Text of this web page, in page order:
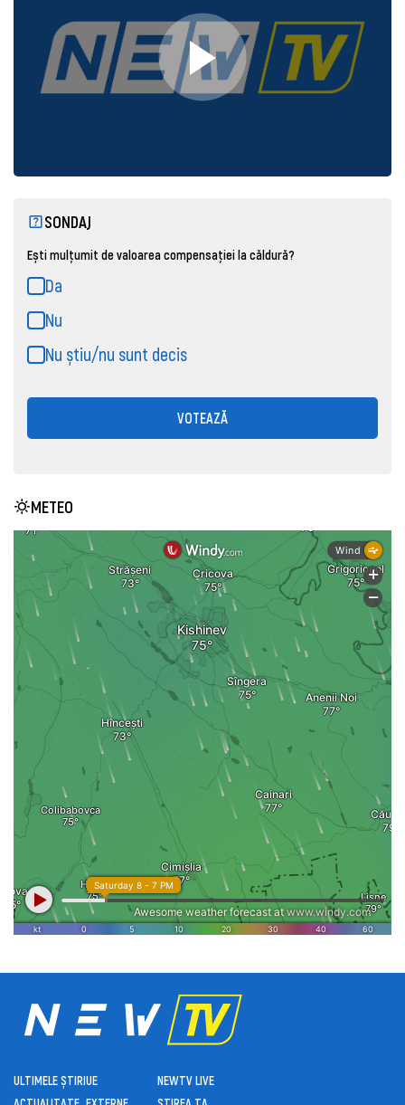
SONDAJ
Ești mulțumit de valoarea compensației la căldură?
Da
Nu
Nu știu/nu sunt decis
VOTEAZĂ
METEO
ULTIMELE ȘTIRIUE
NEWTV LIVE